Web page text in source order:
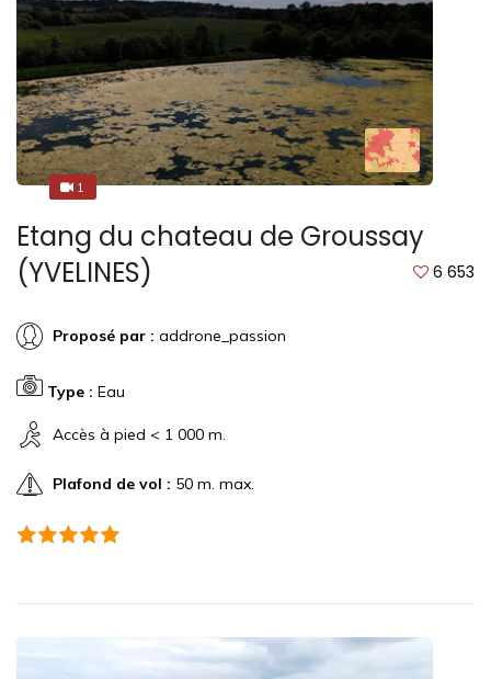
2
1
Etang du chateau de Groussay
(YVELINES)
6 653
Proposé par : addrone_passion
Type : Eau
Accès à pied < 1 000 m.
Plafond de vol : 50 m. max.